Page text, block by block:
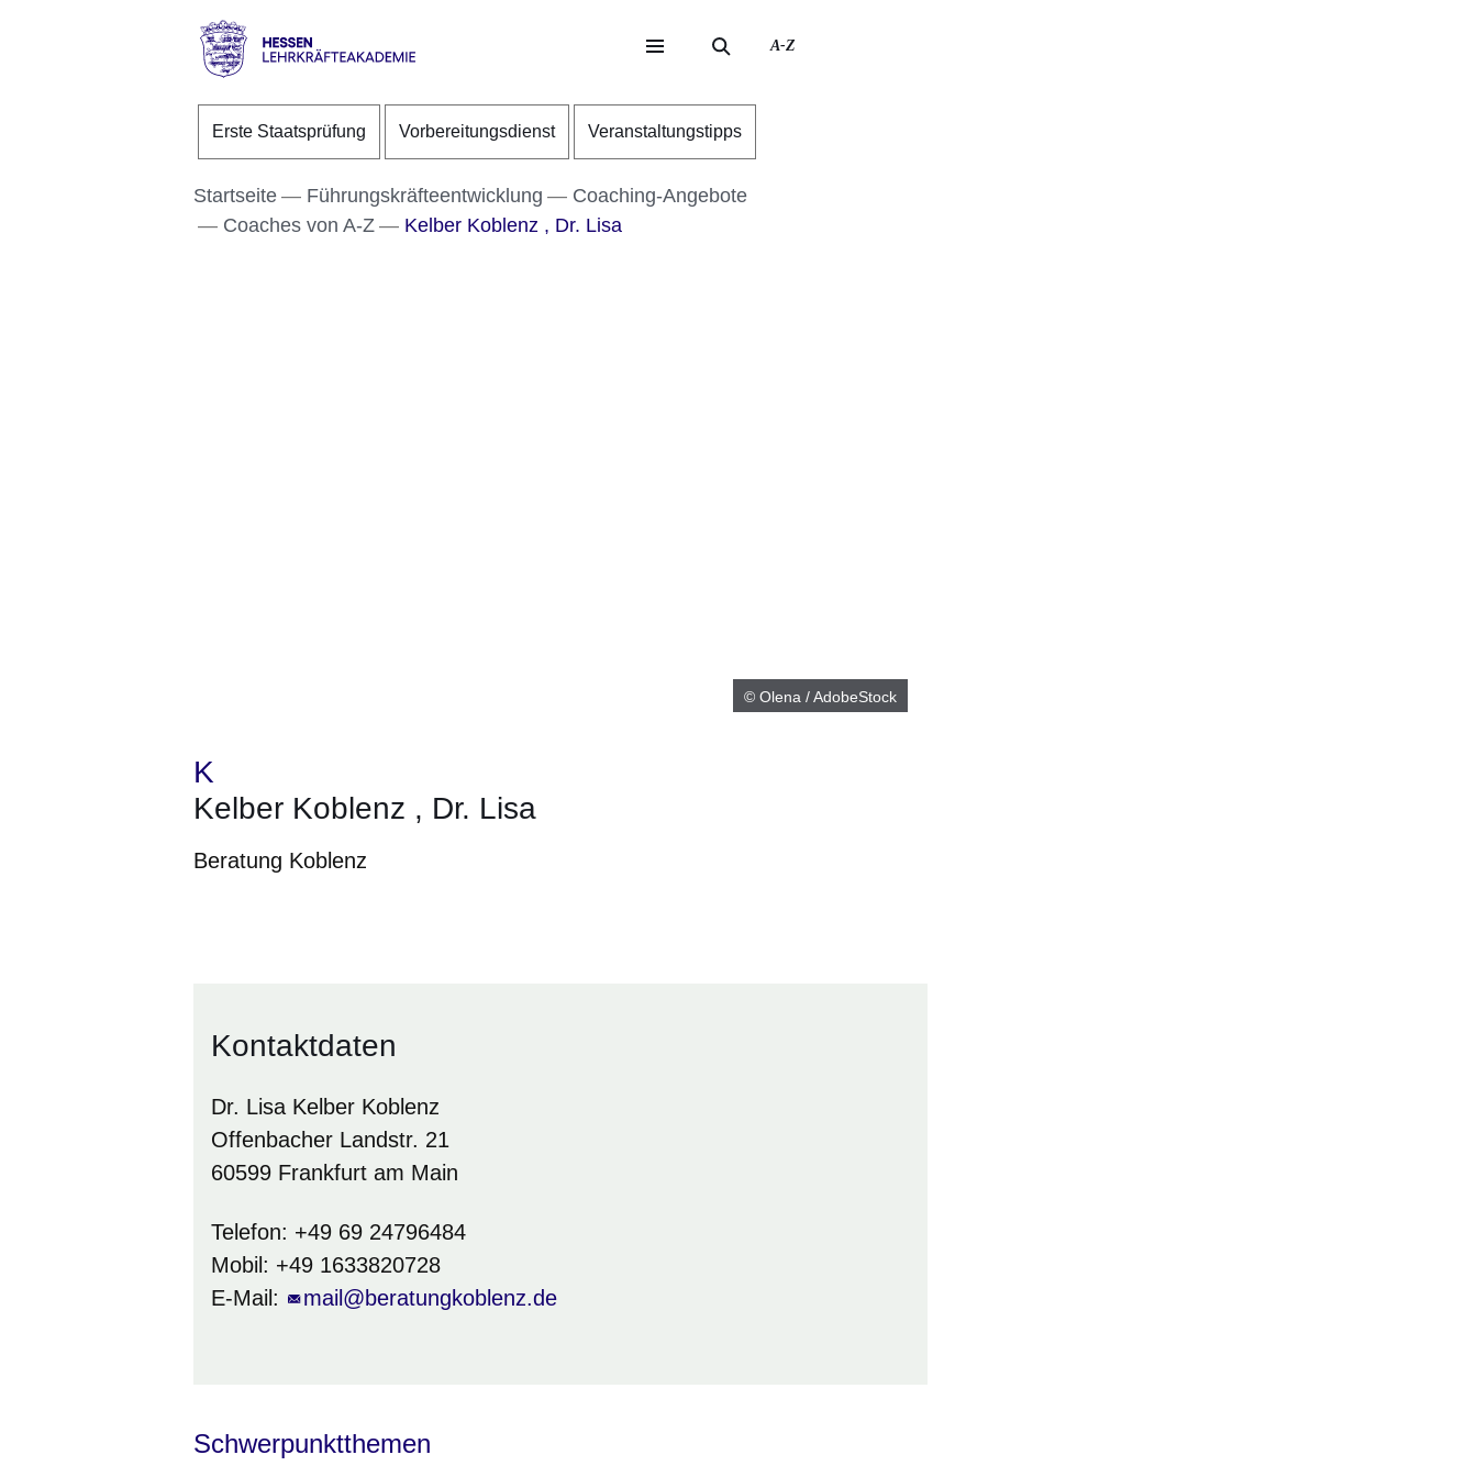
Direkt zum Kopf der Seite
Direkt zum Inhalt
Direkt zum Fuß der Seite
Lehrkräfteakademie
A-Z
Erste Staatsprüfung Vorbereitungsdienst Veranstaltungstipps
Startseite Führungskräfteentwicklung
Coaching-Angebote
Coaches von A-Z
Kelber Koblenz , Dr. Lisa
© Olena / AdobeStock
K
Kelber Koblenz , Dr. Lisa
Beratung Koblenz
Kontaktdaten
Dr. Lisa Kelber Koblenz
Offenbacher Landstr. 21
60599 Frankfurt am Main
Telefon: +49 69 24796484
Mobil: +49 1633820728
E-Mail:
mail@beratungkoblenz.de
Schwerpunktthemen